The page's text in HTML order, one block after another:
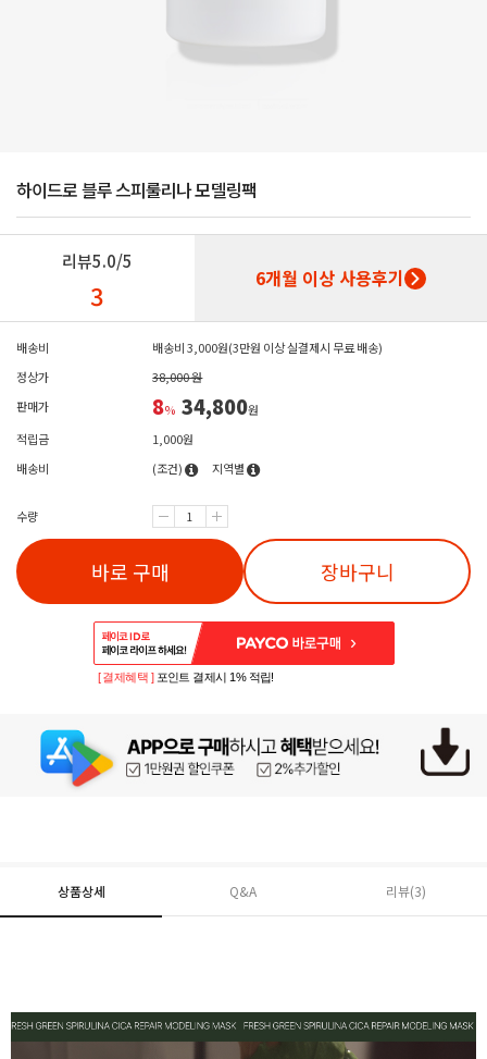
하이드로 블루 스피룰리나 모델링팩
리뷰5.0/5
3 6개월 이상 사용후기
배송비
배송비 3,000원(3만원 이상 실결제시 무료 배송)
정상가
38,000 원
판매가
8% 34,800원
적립금
1,000원
배송비
(조건) 지역별
수량
바로 구매 장바구니
[ 결제혜택 ] 포인트 결제시 1% 적립!
상품상세 Q&A 리뷰(3)